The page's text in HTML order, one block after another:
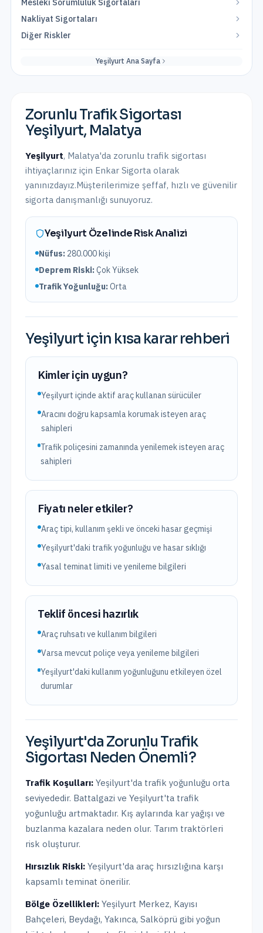
Mesleki Sorumluluk Sigortaları
Nakliyat Sigortaları
Diğer Riskler
Yeşilyurt Ana Sayfa
Zorunlu Trafik Sigortası
Yeşilyurt, Malatya
Yeşilyurt, Malatya'da zorunlu trafik sigortası
ihtiyaçlarınız için Enkar Sigorta olarak
yanınızdayız.Müşterilerimize şeffaf, hızlı ve güvenilir
sigorta danışmanlığı sunuyoruz.
Yeşilyurt Özelinde Risk Analizi
Nüfus: 280.000kişi
Deprem Riski:Çok Yüksek
Trafik Yoğunluğu:Orta
Yeşilyurt için kısa karar rehberi
Kimler için uygun?
Yeşilyurt içinde aktif araç kullanan sürücüler
Aracını doğru kapsamla korumak isteyen araç
sahipleri
Trafik poliçesini zamanında yenilemek isteyen araç
sahipleri
Fiyatı neler etkiler?
Araç tipi, kullanım şekli ve önceki hasar geçmişi
Yeşilyurt'daki trafik yoğunluğu ve hasar sıklığı
Yasal teminat limiti ve yenileme bilgileri
Teklif öncesi hazırlık
Araç ruhsatı ve kullanım bilgileri
Varsa mevcut poliçe veya yenileme bilgileri
Yeşilyurt'daki kullanım yoğunluğunu etkileyen özel
durumlar
Yeşilyurt'da Zorunlu Trafik
Sigortası Neden Önemli?
Trafik Koşulları: Yeşilyurt'da trafik yoğunluğu orta
seviyededir. Battalgazi ve Yeşilyurt'ta trafik
yoğunluğu artmaktadır. Kış aylarında kar yağışı ve
buzlanma kazalara neden olur. Tarım traktörleri
risk oluşturur.
Hırsızlık Riski: Yeşilyurt'da araç hırsızlığına karşı
kapsamlı teminat önerilir.
Bölge Özellikleri: Yeşilyurt Merkez, Kayısı
Bahçeleri, Beydağı, Yakınca, Salköprü gibi yoğun